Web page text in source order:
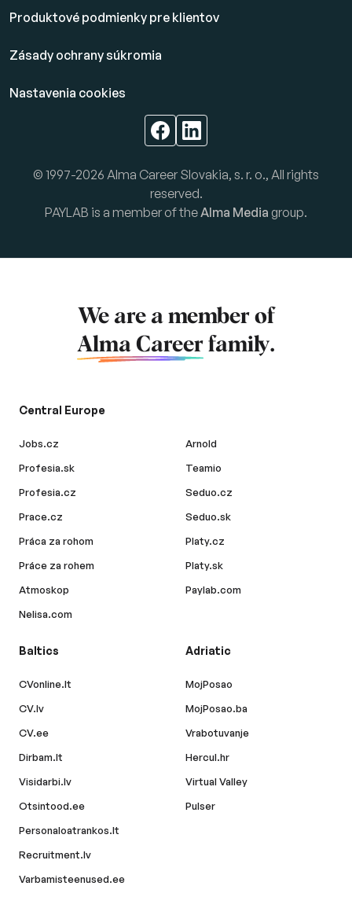
Produktové podmienky pre klientov
Zásady ochrany súkromia
Nastavenia cookies
© 1997-2026 Alma Career Slovakia, s. r. o., All rights
reserved.
PAYLAB is a member of the Alma Media group.
We are a member of
Alma Career family.
Central Europe
Jobs.cz
Profesia.sk
Profesia.cz
Prace.cz
Práca za rohom
Práce za rohem
Atmoskop
Nelisa.com
Arnold
Teamio
Seduo.cz
Seduo.sk
Platy.cz
Platy.sk
Paylab.com
Baltics
CVonline.lt
CV.lv
CV.ee
Dirbam.lt
Visidarbi.lv
Otsintood.ee
Personaloatrankos.lt
Recruitment.lv
Varbamisteenused.ee
Adriatic
MojPosao
MojPosao.ba
Vrabotuvanje
Hercul.hr
Virtual Valley
Pulser